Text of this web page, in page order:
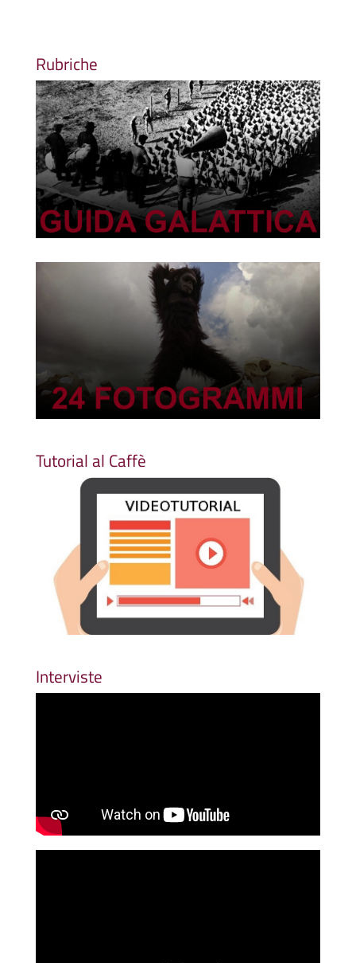
Rubriche
Tutorial al Caffè
Interviste